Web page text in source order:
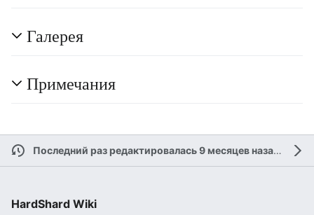
Галерея
Примечания
Последний раз редактировалась 9 месяцев назад
HardShard Wiki